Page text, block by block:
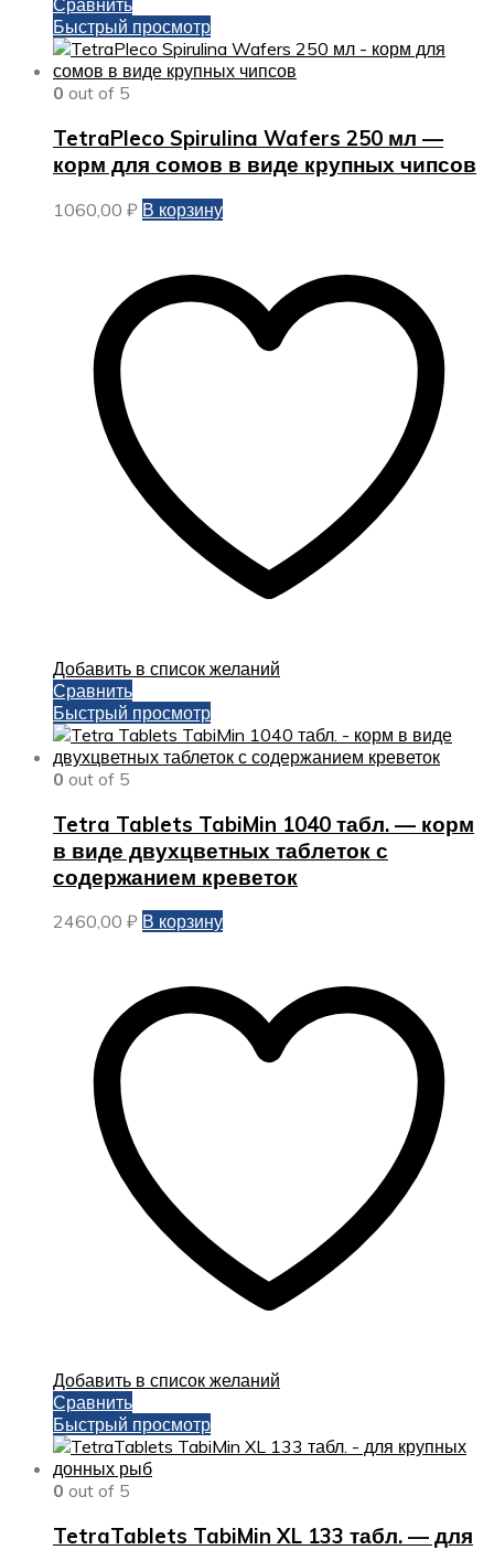
Сравнить
Быстрый просмотр
0 out of 5
TetraPleco Spirulina Wafers 250 мл —
корм для сомов в виде крупных чипсов
1060,00 ₽ В корзину
Добавить в список желаний
Сравнить
Быстрый просмотр
0 out of 5
Tetra Tablets TabiMin 1040 табл. — корм
в виде двухцветных таблеток с
содержанием креветок
2460,00 ₽ В корзину
Добавить в список желаний
Сравнить
Быстрый просмотр
0 out of 5
TetraTablets TabiMin XL 133 табл. — для